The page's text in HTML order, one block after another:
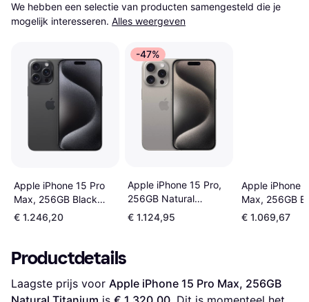
We hebben een selectie van producten samengesteld die je
mogelijk interesseren. Alles weergeven
Apple iPhone 15 Pro
Max, 256GB Black
Titanium
€ 1.246,20
-47%
Apple iPhone 15 Pro,
256GB Natural
Titanium
€ 1.124,95
Apple iPhone
Max, 256GB
Titanium
€ 1.069,67
Productdetails
Laagste prijs voor Apple iPhone 15 Pro Max, 256GB